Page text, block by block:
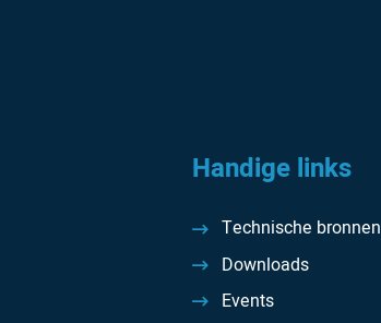
Handige links
Technische bronnen
Downloads
Events